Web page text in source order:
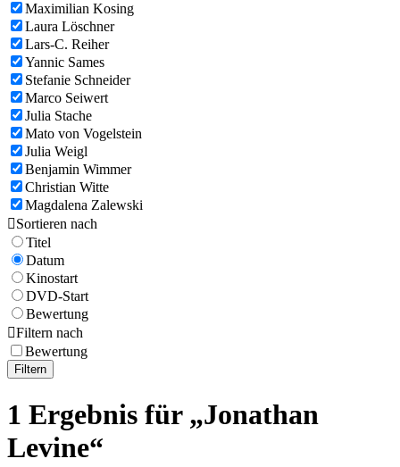
Maximilian Kosing
Laura Löschner
Lars-C. Reiher
Yannic Sames
Stefanie Schneider
Marco Seiwert
Julia Stache
Mato von Vogelstein
Julia Weigl
Benjamin Wimmer
Christian Witte
Magdalena Zalewski
Sortieren nach
Titel
Datum
Kinostart
DVD-Start
Bewertung
Filtern nach
Bewertung
Filtern
1 Ergebnis für „Jonathan
Levine“